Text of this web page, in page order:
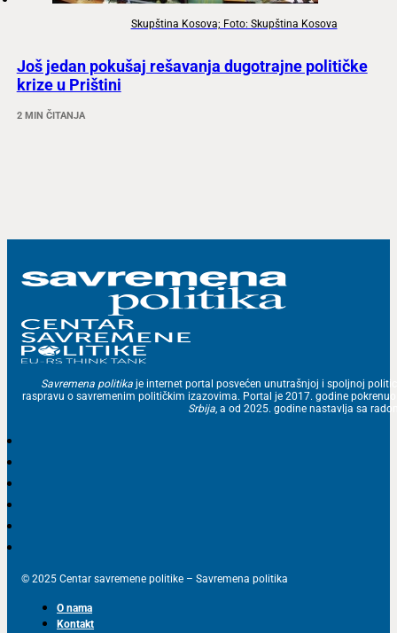
Skupština Kosova; Foto: Skupština Kosova
Još jedan pokušaj rešavanja dugotrajne političke
krize u Prištini
2 MIN ČITANJA
Savremena politika je internet portal posvećen unutrašnjoj i spoljnoj
raspravu o savremenim političkim izazovima. Portal je 2017. godine
Srbija , a od 2025. godine nastavlja sa
© 2025 Centar savremene politike – Savremena politika
O nama
Kontakt